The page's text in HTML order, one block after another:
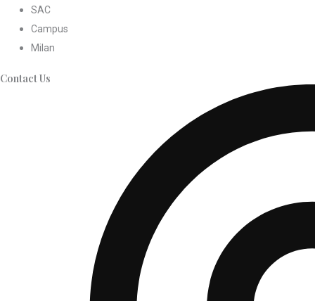
SAC
Campus
Milan
Contact Us